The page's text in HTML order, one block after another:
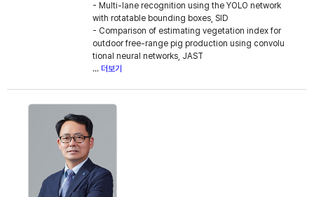
- Multi-lane recognition using the YOLO network
with rotatable bounding boxes, SID
- Comparison of estimating vegetation index for
outdoor free-range pig production using convolu
tional neural networks, JAST
... 더보기